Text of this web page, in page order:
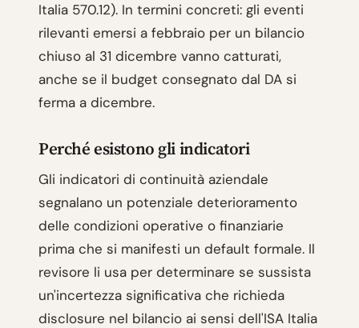
Italia 570.12). In termini concreti: gli eventi
rilevanti emersi a febbraio per un bilancio
chiuso al 31 dicembre vanno catturati,
anche se il budget consegnato dal DA si
ferma a dicembre.
Perché esistono gli indicatori
Gli indicatori di continuità aziendale
segnalano un potenziale deterioramento
delle condizioni operative o finanziarie
prima che si manifesti un default formale. Il
revisore li usa per determinare se sussista
un'incertezza significativa che richieda
disclosure nel bilancio ai sensi dell'ISA Italia